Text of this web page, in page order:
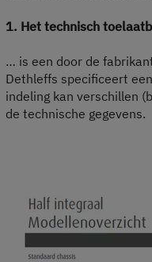
1. Het technisch
… is een door de
Dethleffs specificeert
indeling kan verschillen
de technische gegevens.